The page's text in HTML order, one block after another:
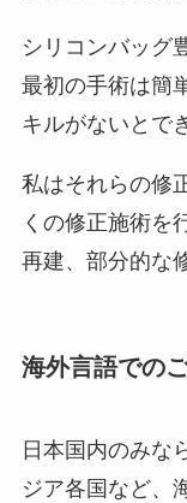
シリコンバッグ
最初の手術は簡
キルがないとで
私はそれらの修
くの修正施術を
再建、部分的な
海外言語での
日本国内のみな
ジア各国など、